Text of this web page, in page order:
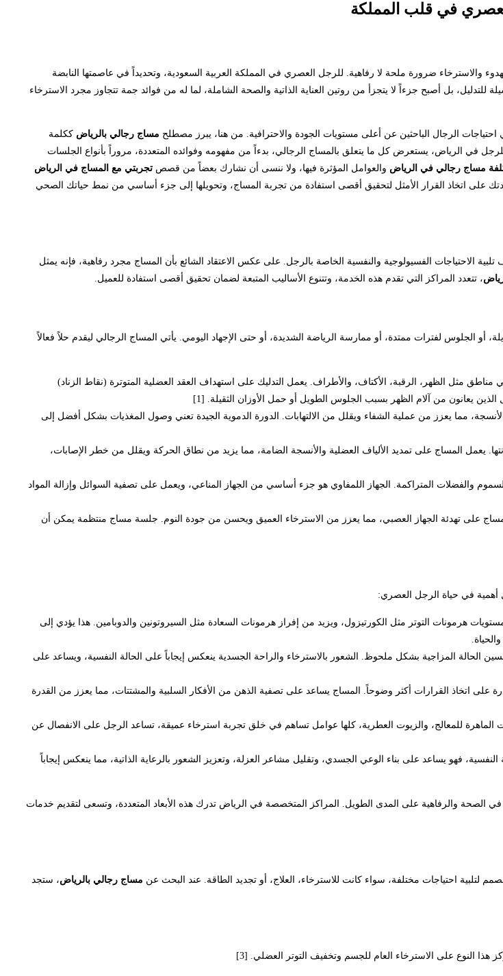
في قلب المملكة
والاسترخاء ضرورة ملحة لا رفاهية. للرجل العصري في المملكة العربية السعودية، وتحديداً في عاصمتها النابضة
للتدليل، بل أصبح جزءاً لا يتجزأ من روتين العناية الذاتية والصحة الشاملة، لما له من فوائد جمة تتجاوز مجرد الاسترخاء
احتياجات الرجال الباحثين عن أعلى مستويات الجودة والاحترافية. من هنا، يبرز مصطلح مساج رجالي بالرياض ككلمة
في الرياض، يستعرض كل ما يتعلق بالمساج الرجالي، بدءاً من مفهومه وفوائده المتعددة، مروراً بأنواع الجلسات
مساج رجالي في الرياض والعوامل المؤثرة فيها، ولا ننسى أن نشارك بعضاً من قصص تجربتي مع المساج في الرياض
اتخاذ القرار الأمثل لتحقيق أقصى استفادة من تجربة المساج، وتحويلها إلى جزء أساسي من نمط حياتك الصحي
الاحتياجات الفسيولوجية والنفسية الخاصة بالرجل. على عكس الاعتقاد الشائع بأن المساج مجرد رفاهية، فإنه يمثل
، تتعدد المراكز التي تقدم هذه الخدمة، وتتنوع الأساليب المتبعة لضمان تحقيق أقصى استفادة للعميل.
الجلوس لفترات ممتدة، أو ممارسة الرياضة الشديدة، أو حتى الإجهاد اليومي. يأتي المساج الرجالي ليقدم حلاً فعالاً
مثل الظهر، الرقبة، الأكتاف، والأطراف. يعمل التدليك على استهداف العقد العضلية المتوترة (نقاط الزناد)
يعانون من آلام الظهر بسبب الجلوس الطويل أو حمل الأوزان الثقيلة. [1]
مما يعزز من عملية الشفاء ويقلل من الالتهابات. الدورة الدموية الجيدة تعني وصول المغذيات بشكل أفضل إلى
يعمل المساج على تمديد الألياف العضلية والأنسجة الضامة، مما يزيد من نطاق الحركة ويقلل من خطر الإصابات،
والفضلات المتراكمة. الجهاز اللمفاوي هو جزء أساسي من الجهاز المناعي، ويعمل على تصفية السوائل وإزالة المواد
على تهدئة الجهاز العصبي، مما يعزز من الاسترخاء العميق ويحسن من جودة النوم. جلسة مساج منتظمة يمكن أن
أهمية في حياة الرجل العصري:
هرمونات التوتر مثل الكورتيزول، ويزيد من إفراز هرمونات السعادة مثل السيروتونين والدوبامين. هذا يؤدي إلى
الحالة المزاجية بشكل ملحوظ. الشعور بالاسترخاء والراحة الجسدية ينعكس إيجاباً على الحالة النفسية، ويساعد على
على اتخاذ القرارات أكثر وضوحاً. المساج يساعد على تصفية الذهن من الأفكار السلبية والمشتتات، مما يعزز من القدرة
الماهرة للمعالج، والزيوت العطرية، كلها عوامل تساهم في خلق تجربة استرخاء عميقة، تساعد الرجل على الانفصال عن
فهو يساعد على بناء الوعي الجسدي، وتقليل مشاعر العزلة، وتعزيز الشعور بالرعاية الذاتية، مما ينعكس إيجاباً
في الصحة والرفاهية على المدى الطويل. المراكز المتخصصة في الرياض تدرك هذه الأبعاد المتعددة، وتسعى لتقديم خدمات
احتياجات مختلفة، سواء كانت للاسترخاء، العلاج، أو تجديد الطاقة. عند البحث عن مساج رجالي بالرياض، ستجد
هذا النوع على الاسترخاء العام للجسم وتخفيف التوتر العضلي. [3]